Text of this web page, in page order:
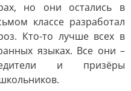
но они остались в
классе разработал
Кто-то лучше всех в
языках. Все они –
и призёры